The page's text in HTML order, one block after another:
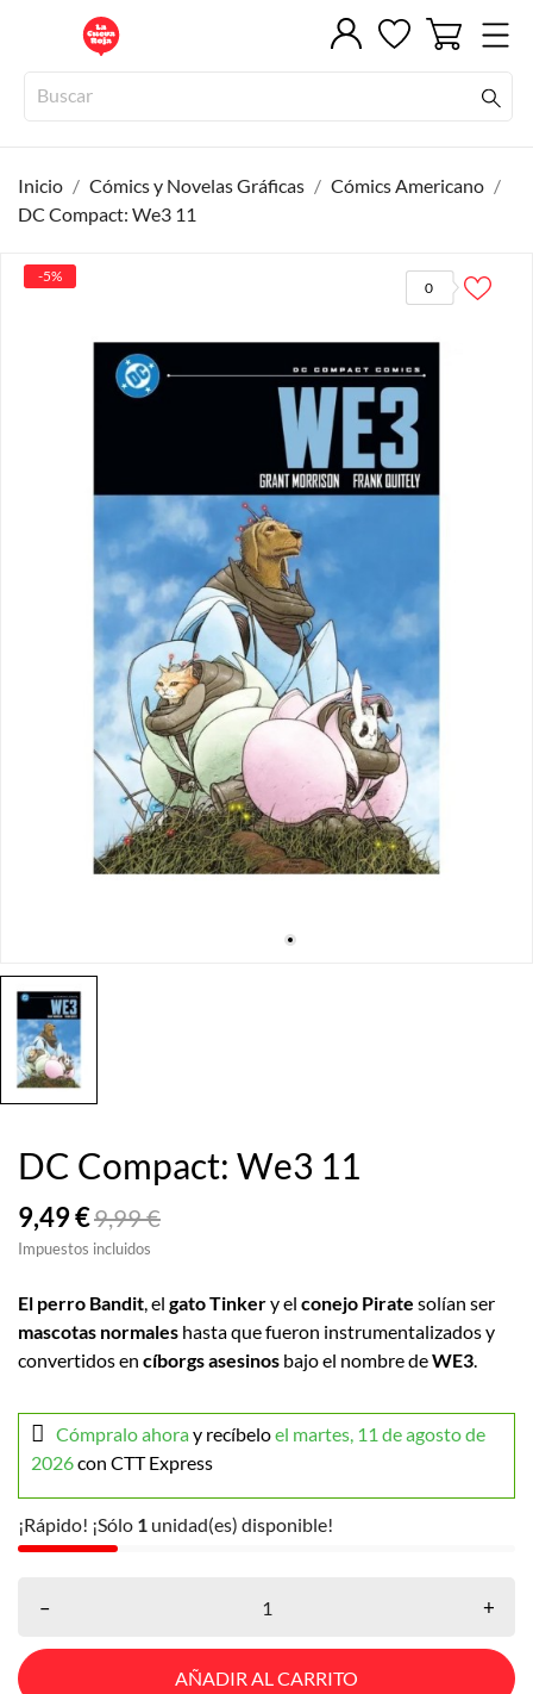
Inicio Cómics y Novelas Gráficas
Cómics Americano
DC Compact: We3 11
0
-5%
DC Compact: We3 11
9,49 €9,99 €
Impuestos incluidos
El perro Bandit, el gato Tinkery el conejo Pirate solían ser
mascotas normales hasta que fueron instrumentalizados y
convertidos en cíborgs asesinos bajo el nombre deWE3.
Cómpralo ahoray recíbeloel martes, 11 de agosto de
2026con CTT Express
¡Rápido! ¡Sólo 1 unidad(es) disponible!
– +
AÑADIR AL CARRITO